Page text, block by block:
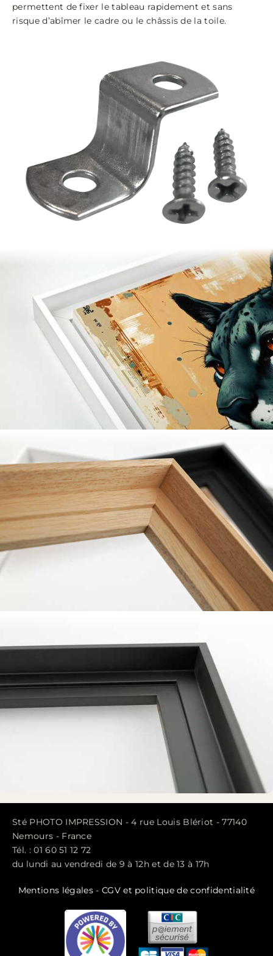
permettent de fixer le tableau rapidement et sans
risque d’abîmer le cadre ou le châssis de la toile.
Sté PHOTO IMPRESSION - 4 rue Louis Blériot - 77140
Nemours - France
Tél. : 01 60 51 12 72
du lundi au vendredi de 9 à 12h et de 13 à 17h
Mentions légales - CGV et politique de confidentialité